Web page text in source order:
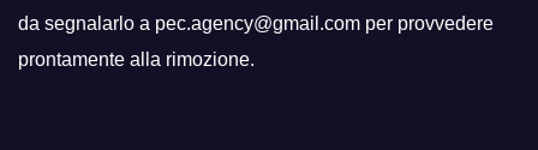
da segnalarlo a pec.agency@gmail.com per provvedere
prontamente alla rimozione.